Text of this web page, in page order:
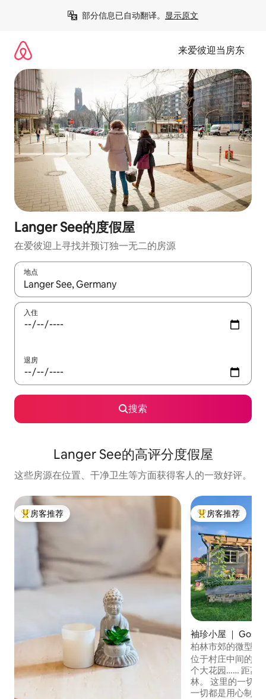
部分信息已自动翻译。 显示原文
来爱彼迎当房东
Langer See的度假屋
在爱彼迎上寻找并预订独一无二的房源
地点
如有搜索结果，请使用上下方向键查看，或通过点击或滑动手势
入住
退房
搜索
Langer See的高评分度假屋
这些房源在位置、干净卫生等方面获得客人的一致好评。
热门「房客推荐」
房客推荐 热门「房客推荐」
房客推荐
袖珍小屋 ｜
u
柏林市郊的微型住
位于村庄中间的建
个大花园…… 距离
林。 这里的一切
一切都是用心制